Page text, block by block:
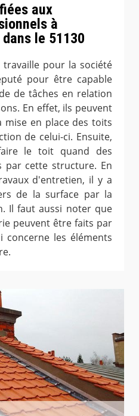
aux
à
le 51130
pour la société
pour être capable
de tâches en relation
En effet, ils peuvent
en place des toits
de celui-ci. Ensuite,
le toit quand des
par cette structure. En
d'entretien, il y a
de la surface par la
Il faut aussi noter que
peuvent être faits par
concerne les éléments